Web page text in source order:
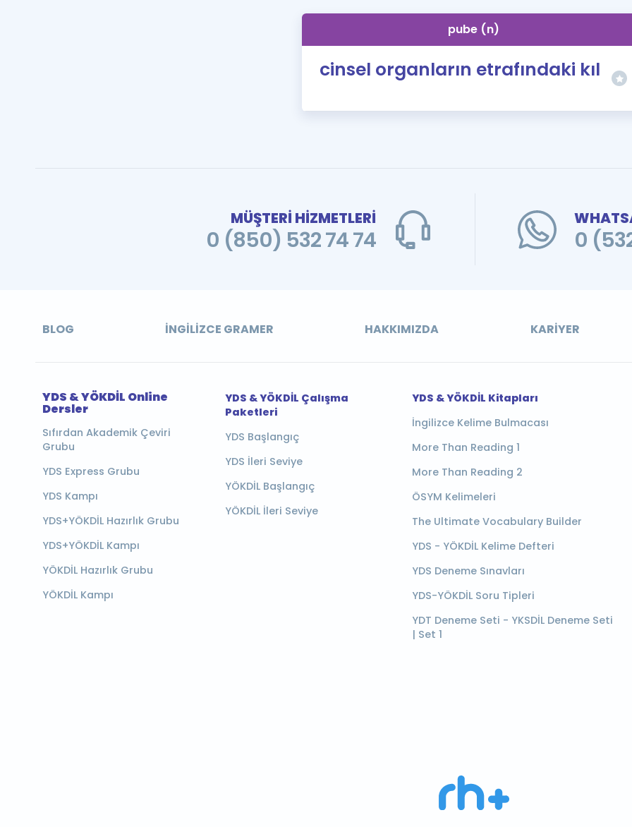
pube (n)
cinsel organların etrafındaki kıl
MÜŞTERİ HİZMETLERİ
0 (850) 532 74 74 0
BLOG İNGILIZCE GRAMER HAKKIMIZDA KARIYER
YDS & YÖKDİL Online
Dersler
Sıfırdan Akademik Çeviri
Grubu
YDS Express Grubu
YDS Kampı
YDS+YÖKDİL Hazırlık Grubu
YDS+YÖKDİL Kampı
YÖKDİL Hazırlık Grubu
YÖKDİL Kampı
YDS & YÖKDİL Çalışma
Paketleri
YDS Başlangıç
YDS İleri Seviye
YÖKDİL Başlangıç
YÖKDİL İleri Seviye
YDS & YÖKDİL Kitapları
İngilizce Kelime Bulmacası
More Than Reading 1
More Than Reading 2
ÖSYM Kelimeleri
The Ultimate Vocabulary Builder
YDS - YÖKDİL Kelime Defteri
YDS Deneme Sınavları
YDS-YÖKDİL Soru Tipleri
YDT Deneme Seti - YKSDİL Deneme Seti
| Set 1